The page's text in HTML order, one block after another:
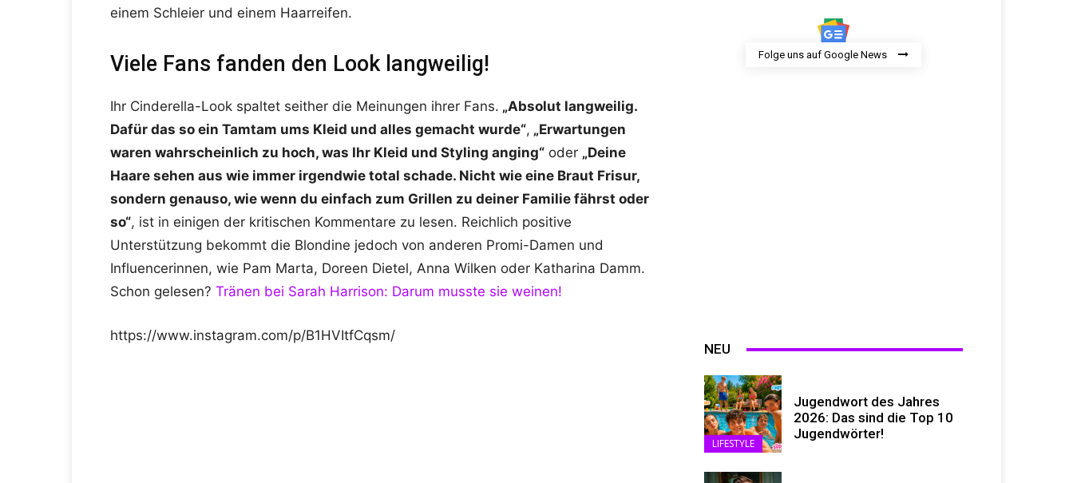
einem Schleier und einem Haarreifen.
Viele Fans fanden den Look langweilig!
Ihr Cinderella-Look spaltet seither die Meinungen ihrer Fans. „Absolut langweilig.
Dafür das so ein Tamtam ums Kleid und alles gemacht wurde“, „Erwartungen
waren wahrscheinlich zu hoch, was Ihr Kleid und Styling anging“ oder „Deine
Haare sehen aus wie immer irgendwie total schade. Nicht wie eine Braut Frisur,
sondern genauso, wie wenn du einfach zum Grillen zu deiner Familie fährst oder
so“, ist in einigen der kritischen Kommentare zu lesen. Reichlich positive
Unterstützung bekommt die Blondine jedoch von anderen Promi-Damen und
Influencerinnen, wie Pam Marta, Doreen Dietel, Anna Wilken oder Katharina Damm.
Schon gelesen? Tränen bei Sarah Harrison: Darum musste sie weinen!
https://www.instagram.com/p/B1HVItfCqsm/
Folge uns auf Google News
NEU
LIFESTYLE
Jugendwort des Jahres
2026: Das sind die Top 10
Jugendwörter!